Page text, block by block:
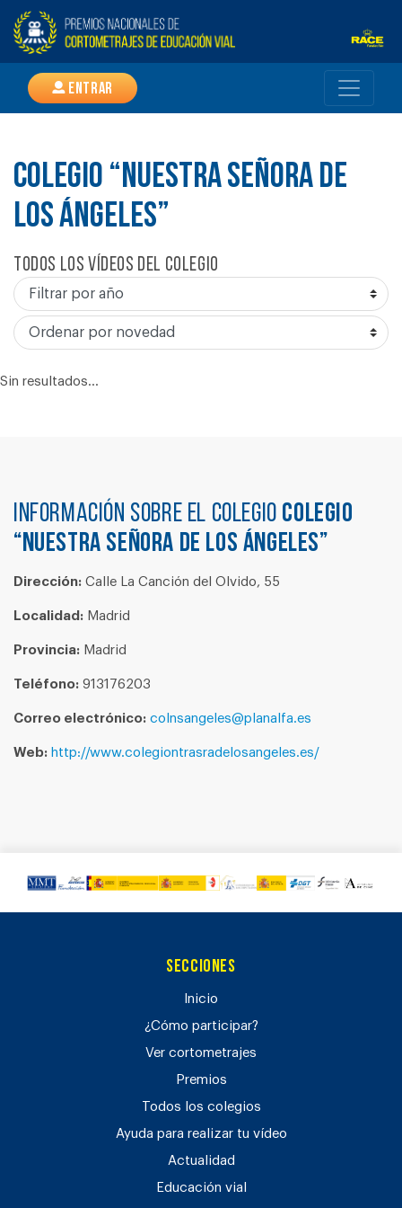
Entrar
COLEGIO “NUESTRA SEÑORA DE
LOS ÁNGELES”
Todos los vídeos del colegio
Sin resultados...
Información sobre el colegio COLEGIO
“NUESTRA SEÑORA DE LOS ÁNGELES”
Dirección: Calle La Canción del Olvido, 55
Localidad: Madrid
Provincia: Madrid
Teléfono: 913176203
Correo electrónico: colnsangeles@planalfa.es
Web: http://www.colegiontrasradelosangeles.es/
Secciones
Inicio
¿Cómo participar?
Ver cortometrajes
Premios
Todos los colegios
Ayuda para realizar tu vídeo
Actualidad
Educación vial